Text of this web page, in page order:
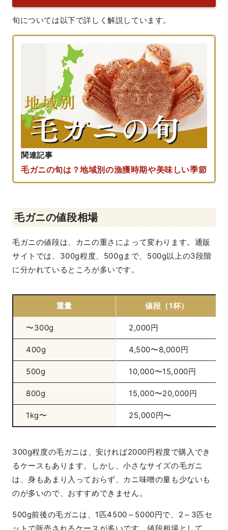
旬については以下で詳しく解説しています。
関連記事
毛ガニの旬は？地域別の漁獲時期や美味しい季節
毛ガニの値段相場
毛ガニの値段は、カニの重さによって変わります。通販
サイトでは、300g程度、500gまで、500g以上の3段階
に分かれているところが多いです。
重量 値段（1杯）
〜300g 2,000円
400g 4,500〜8,000円
500g 10,000〜15,000円
800g 15,000〜20,000円
1kg〜 25,000円〜
300g程度の毛ガニは、安ければ2000円程度で購入でき
るケースもあります。しかし、小さなサイズの毛ガニ
は、身もあまり入っておらず、カニ味噌の量も少ないも
のが多いので、おすすめできません。
500g前後の毛ガニは、1匹4500～5000円で、2～3匹セ